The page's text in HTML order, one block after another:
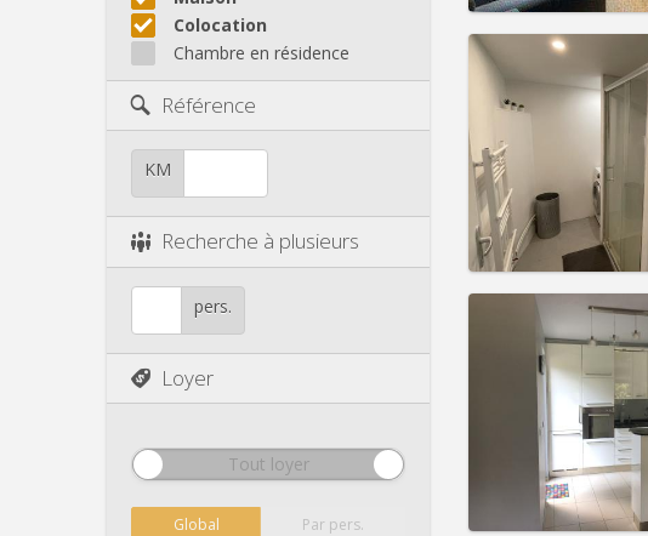
Colocation
Chambre en résidence
Référence
KM
Recherche à plusieurs
pers.
Loyer
Tout loyer
Global Par pers.
Infos Pratiques
Loyer:380 €
Charges: 50 €
Durée:
Domiciliation:
Infos Pratiques
Charges:110 €
12 mois
Domiciliation:Non